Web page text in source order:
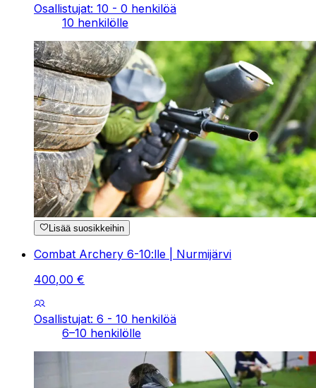
Osallistujat: 10 - 0 henkilöä
10 henkilölle
Lisää suosikkeihin
Combat Archery 6-10:lle | Nurmijärvi
400,00 €
Osallistujat: 6 - 10 henkilöä
6–10 henkilölle